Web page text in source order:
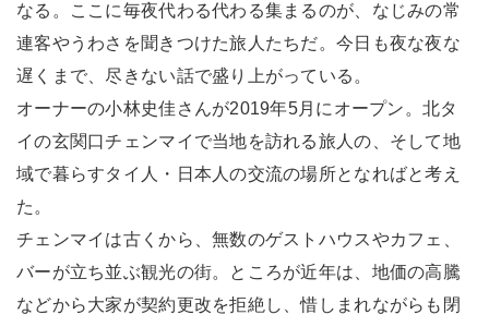
なる。ここに毎夜代わる代わる集まるのが、なじみの常
連客やうわさを聞きつけた旅人たちだ。今日も夜な夜な
遅くまで、尽きない話で盛り上がっている。
オーナーの小林史佳さんが2019年5月にオープン。北タ
イの玄関口チェンマイで当地を訪れる旅人の、そして地
域で暮らすタイ人・日本人の交流の場所となればと考え
た。
チェンマイは古くから、無数のゲストハウスやカフェ、
バーが立ち並ぶ観光の街。ところが近年は、地価の高騰
などから大家が契約更改を拒絶し、惜しまれながらも閉